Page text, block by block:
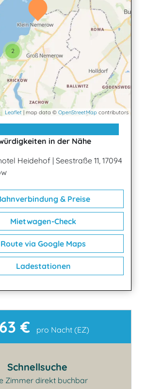
2
Leaflet | map data © OpenStreetMap contributors
in der Nähe
Heidehof | Seestraße 11, 17094
& Preise
Mietwagen-Check
Route via Google Maps
Ladestationen
63 € pro Nacht (EZ)
Schnellsuche
Zimmer direkt buchbar